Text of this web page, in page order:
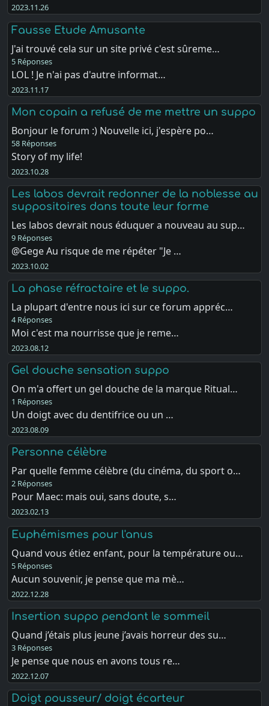
2023.11.26
Fausse Etude Amusante
J'ai trouvé cela sur un site privé c'est sûreme…
5 Réponses
LOL ! Je n'ai pas d'autre informat…
2023.11.17
Mon copain a refusé de me mettre un suppo
Bonjour le forum :) Nouvelle ici, j'espère po…
58 Réponses
Story of my life!
2023.10.28
Les labos devrait redonner de la noblesse au
suppositoires dans toute leur forme
Les labos devrait nous éduquer a nouveau au sup…
9 Réponses
@Gege Au risque de me répéter "Je …
2023.10.02
La phase réfractaire et le suppo.
La plupart d'entre nous ici sur ce forum appréc…
4 Réponses
Moi c'est ma nourrisse que je reme…
2023.08.12
Gel douche sensation suppo
On m'a offert un gel douche de la marque Ritual…
1 Réponses
Un doigt avec du dentifrice ou un …
2023.08.09
Personne célèbre
Par quelle femme célèbre (du cinéma, du sport o…
2 Réponses
Pour Maec: mais oui, sans doute, s…
2023.02.13
Euphémismes pour l'anus
Quand vous étiez enfant, pour la température ou…
5 Réponses
Aucun souvenir, je pense que ma mè…
2022.12.28
Insertion suppo pendant le sommeil
Quand j’étais plus jeune j’avais horreur des su…
3 Réponses
Je pense que nous en avons tous re…
2022.12.07
Doigt pousseur/ doigt écarteur